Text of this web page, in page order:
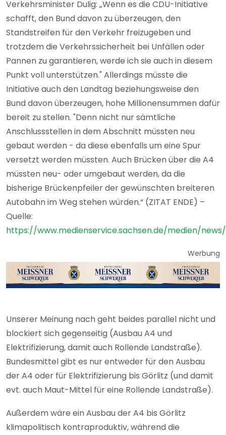
Verkehrsminister Dulig: „Wenn es die CDU-Initiative
schafft, den Bund davon zu überzeugen, den
Standstreifen für den Verkehr freizugeben und
trotzdem die Verkehrssicherheit bei Unfällen oder
Pannen zu garantieren, werde ich sie auch in diesem
Punkt voll unterstützen." Allerdings müsste die
Initiative auch den Landtag beziehungsweise den
Bund davon überzeugen, hohe Millionensummen dafür
bereit zu stellen. "Denn nicht nur sämtliche
Anschlussstellen in dem Abschnitt müssten neu
gebaut werden - da diese ebenfalls um eine Spur
versetzt werden müssten. Auch Brücken über die A4
müssten neu- oder umgebaut werden, da die
bisherige Brückenpfeiler der gewünschten breiteren
Autobahn im Weg stehen würden.“ (ZITAT ENDE) –
Quelle:
https://www.medienservice.sachsen.de/medien/news/
Werbung
Unserer Meinung nach geht beides parallel nicht und
blockiert sich gegenseitig (Ausbau A4 und
Elektrifizierung, damit auch Rollende Landstraße).
Bundesmittel gibt es nur entweder für den Ausbau
der A4 oder für Elektrifizierung bis Görlitz (und damit
evt. auch Maut-Mittel für eine Rollende Landstraße).
Außerdem wäre ein Ausbau der A4 bis Görlitz
klimapolitisch kontraproduktiv, während die